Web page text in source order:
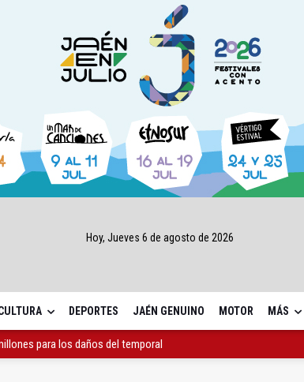
Hoy, Jueves 6 de agosto de 2026
DEPORTES JAÉN GENUINO MOTOR MÁS
el tanto" de los datos de empleo